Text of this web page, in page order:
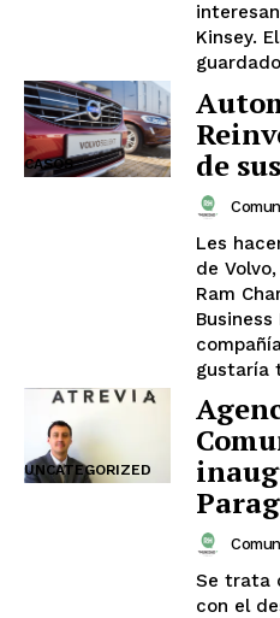
Kinsey. El secreto peor
CASOS
de
Les
de
Ram
Business
gustaría
UNCATEGORIZED
Se trata
con el